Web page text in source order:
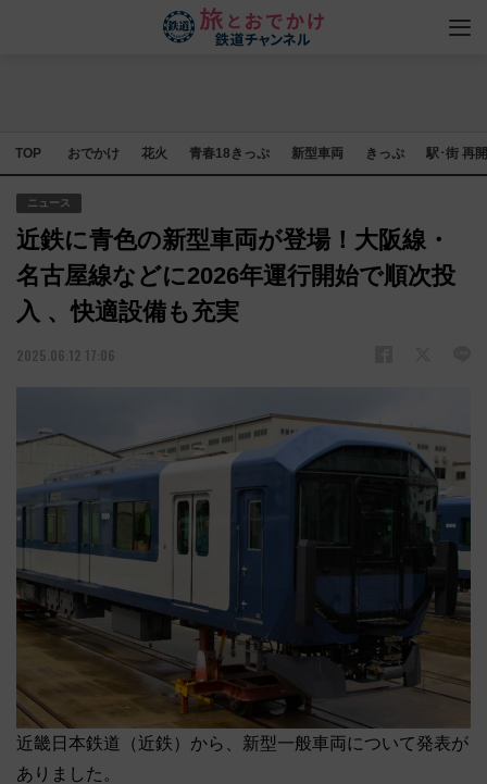
TOP おでかけ 花火 青春18きっぷ 新型車両 きっぷ 駅･街 再
ニュース
近鉄に青色の新型車両が登場！大阪線・
名古屋線などに2026年運行開始で順次投
入 、快適設備も充実
2025.06.12 17:06
近畿日本鉄道（近鉄）から、新型一般車両について発表が
ありました。